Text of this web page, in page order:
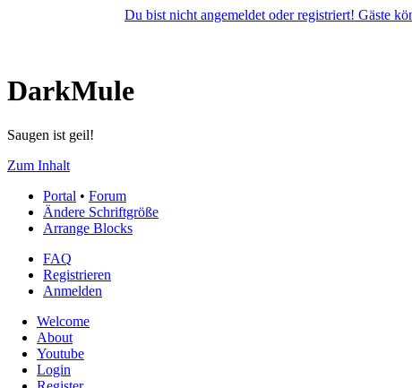
Du bist nicht angemeldet oder registriert! Gäste
DarkMule
Saugen ist geil!
Zum Inhalt
Portal • Forum
Ändere Schriftgröße
Arrange Blocks
FAQ
Registrieren
Anmelden
Welcome
About
Youtube
Login